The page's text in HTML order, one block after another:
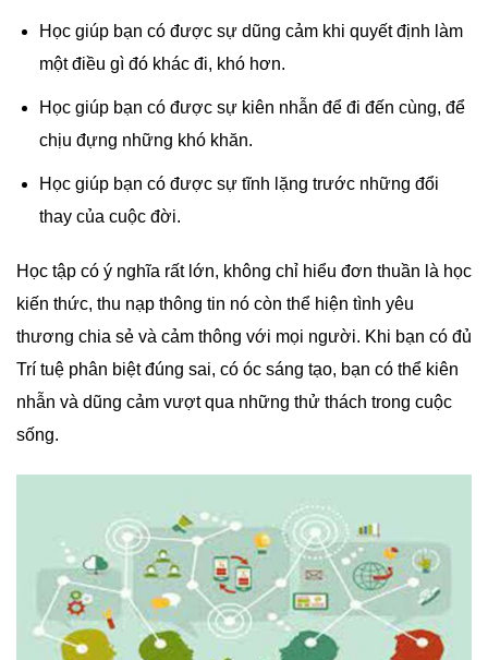
Học giúp bạn có được sự dũng cảm khi quyết định làm
một điều gì đó khác đi, khó hơn.
Học giúp bạn có được sự kiên nhẫn để đi đến cùng, để
chịu đựng những khó khăn.
Học giúp bạn có được sự tĩnh lặng trước những đổi
thay của cuộc đời.
Học tập có ý nghĩa rất lớn, không chỉ hiểu đơn thuần là học
kiến thức, thu nạp thông tin nó còn thể hiện tình yêu
thương chia sẻ và cảm thông với mọi người. Khi bạn có đủ
Trí tuệ phân biệt đúng sai, có óc sáng tạo, bạn có thể kiên
nhẫn và dũng cảm vượt qua những thử thách trong cuộc
sống.